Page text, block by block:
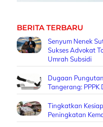
BERITA TERBARU
Senyum Nenek
Sukses Advokat
Umrah Subsidi
Dugaan
Tangerang:
Tingkatkan
Peningkatan